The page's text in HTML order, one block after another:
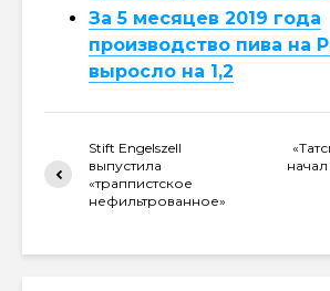
За 5 месяцев 2019 года
производство пива на
выросло на 1,2
Stift Engelszell
выпустила
«траппистское
нефильтрованное»